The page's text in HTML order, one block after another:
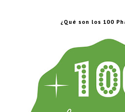
¿Qué son los 100